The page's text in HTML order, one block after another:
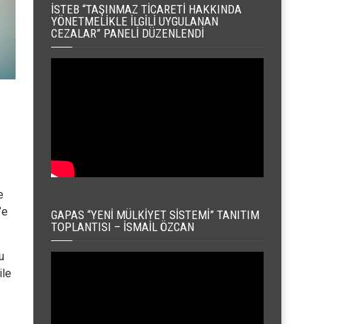
İSTEB “TAŞINMAZ TICARETI HAKKINDA
YÖNETMELIKLE İLGILI UYGULANAN
CEZALAR” PANELI DÜZENLENDI
GAPAS “YENI MÜLKIYET SISTEMI” TANITIM
TOPLANTISI – İSMAIL ÖZCAN